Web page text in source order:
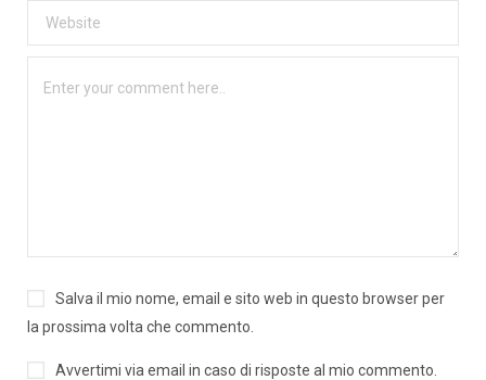
Salva il mio nome, email e sito web in questo browser per
la prossima volta che commento.
Avvertimi via email in caso di risposte al mio commento.